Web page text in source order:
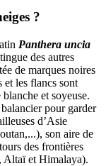
?
Panthera uncia
des autres
de marques noires
et les flancs sont
et soyeuse.
pour garder
d’Asie
son aire de
des frontières
Altaï et Himalaya).